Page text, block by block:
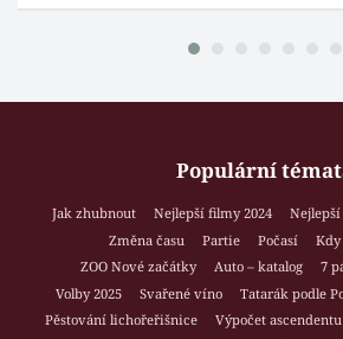
Populární
Jak zhubnout Nejlepší filmy 2024
Změna času
Partie Počasí
ZOO Nové začátky
Auto – katalog
7
Volby 2025
Svařené víno Tatarák podle
Pěstování lichořeřišnice
Výpočet ascendentu